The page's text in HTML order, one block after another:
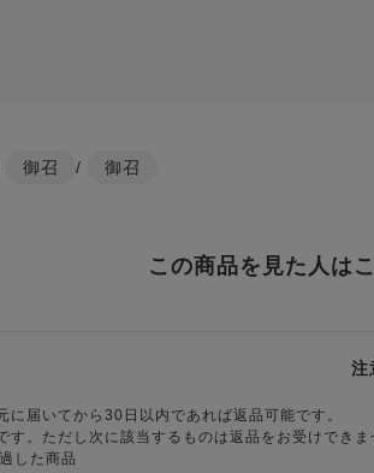
御召 / 御召
この商品を見た人は
注
に届いてから30日以内であれば返品可能です。
す。ただし次に該当するものは返品をお受けできま
した商品